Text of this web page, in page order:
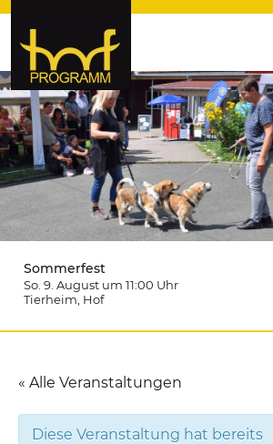
hof-programm – das
Veranstaltungsportal für
Hochfranken
Sommerfest
So. 9. August um 11:00 Uhr
Tierheim , Hof
« Alle Veranstaltungen
Diese Veranstaltung hat bereits